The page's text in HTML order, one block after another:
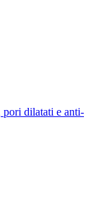
pori dilatati e anti-